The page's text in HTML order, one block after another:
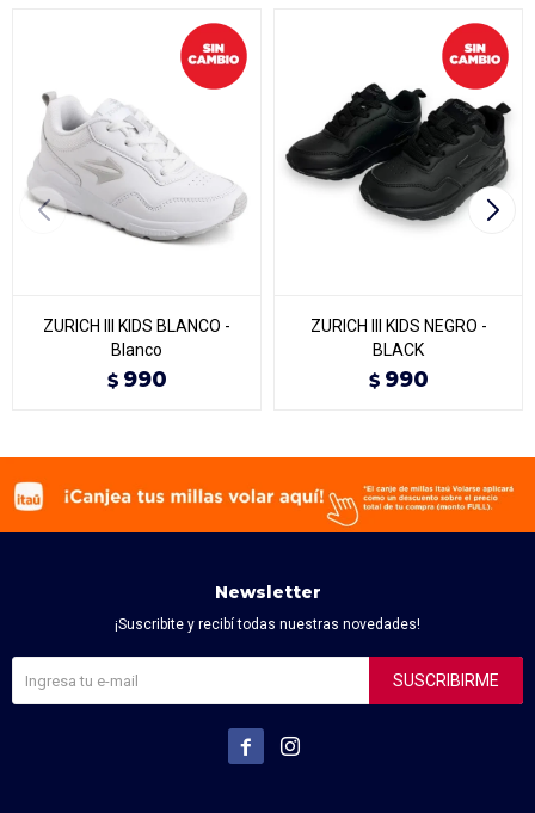
ZURICH III KIDS BLANCO -
Blanco
$ 990
ZURICH III KIDS NEGRO -
BLACK
$ 990
Newsletter
¡Suscribite y recibí todas nuestras novedades!
SUSCRIBIRME
 